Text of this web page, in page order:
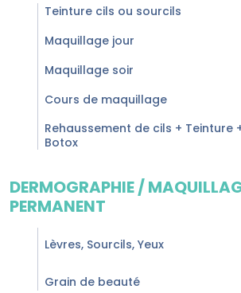
Teinture cils ou sourcils
Maquillage jour
Maquillage soir
Cours de maquillage
Rehaussement de cils + Teinture
Botox
DERMOGRAPHIE /
PERMANENT
Lèvres, Sourcils, Yeux
Grain de beauté